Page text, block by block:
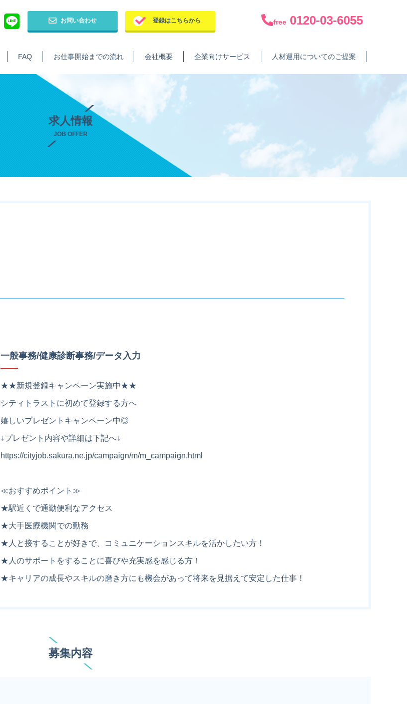
お問い合わせ 登録はこちらから free 0120-03-6055
FAQ お仕事開始までの流れ 会社概要 企業向けサービス 人材運用についてのご提案
求人情報
JOB OFFER
一般事務/健康診断事務/データ入力
★★新規登録キャンペーン実施中★★
シティトラストに初めて登録する方へ
嬉しいプレゼントキャンペーン中◎
↓プレゼント内容や詳細は下記へ↓
https://cityjob.sakura.ne.jp/campaign/m/m_campaign.html
≪おすすめポイント≫
★駅近くで通勤便利なアクセス
★大手医療機関での勤務
★人と接することが好きで、コミュニケーションスキルを活かしたい方！
★人のサポートをすることに喜びや充実感を感じる方！
★キャリアの成長やスキルの磨き方にも機会があって将来を見据えて安定した仕事！
募集内容